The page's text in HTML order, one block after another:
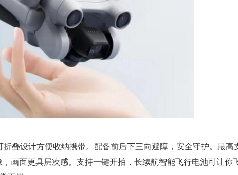
叠设计方便收纳携带。配备前后下三向避障，安全守护。最高
画面更具层次感。支持一键开拍，长续航智能飞行电池可让你